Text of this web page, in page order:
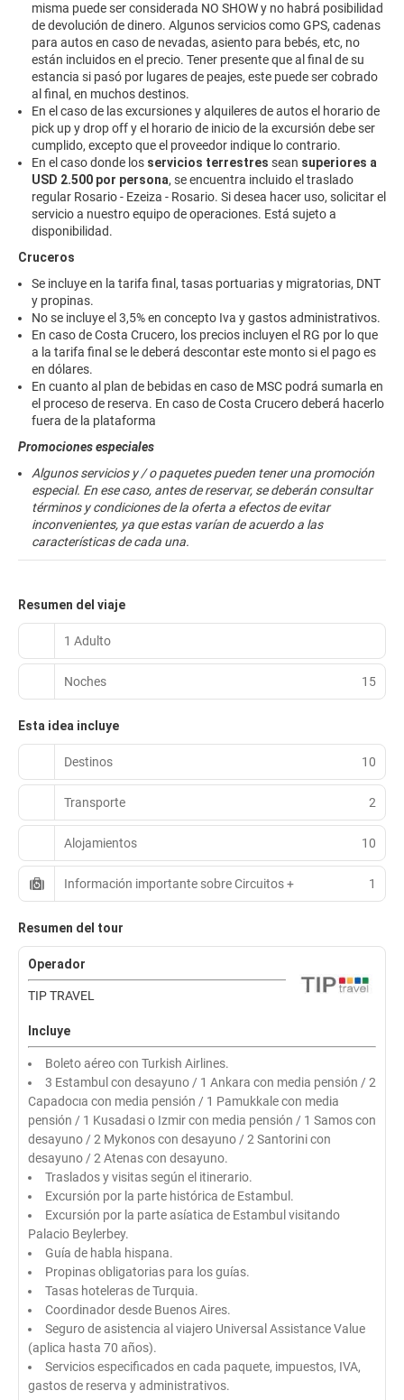
misma puede ser considerada NO SHOW y no habrá posibilidad
de devolución de dinero. Algunos servicios como GPS, cadenas
para autos en caso de nevadas, asiento para bebés, etc, no
están incluidos en el precio. Tener presente que al final de su
estancia si pasó por lugares de peajes, este puede ser cobrado
al final, en muchos destinos.
En el caso de las excursiones y alquileres de autos el horario de
pick up y drop off y el horario de inicio de la excursión debe ser
cumplido, excepto que el proveedor indique lo contrario.
En el caso donde los servicios terrestres sean superiores a
USD 2.500 por persona, se encuentra incluido el traslado
regular Rosario - Ezeiza - Rosario. Si desea hacer uso, solicitar el
servicio a nuestro equipo de operaciones. Está sujeto a
disponibilidad.
Cruceros
Se incluye en la tarifa final, tasas portuarias y migratorias, DNT
y propinas.
No se incluye el 3,5% en concepto Iva y gastos administrativos.
En caso de Costa Crucero, los precios incluyen el RG por lo que
a la tarifa final se le deberá descontar este monto si el pago es
en dólares.
En cuanto al plan de bebidas en caso de MSC podrá sumarla en
el proceso de reserva. En caso de Costa Crucero deberá hacerlo
fuera de la plataforma
Promociones especiales
Algunos servicios y / o paquetes pueden tener una promoción
especial. En ese caso, antes de reservar, se deberán consultar
términos y condiciones de la oferta a efectos de evitar
inconvenientes, ya que estas varían de acuerdo a las
características de cada una.
Resumen del viaje
1 Adulto
Noches 15
Esta idea incluye
Destinos 10
Transporte 2
Alojamientos 10
Información importante sobre Circuitos + 1
Resumen del tour
Operador
TIP TRAVEL
Incluye
Boleto aéreo con Turkish Airlines.
3 Estambul con desayuno / 1 Ankara con media pensión / 2
Capadocıa con media pensión / 1 Pamukkale con media
pensión / 1 Kusadasi o Izmir con media pensión / 1 Samos con
desayuno / 2 Mykonos con desayuno / 2 Santorini con
desayuno / 2 Atenas con desayuno.
Traslados y visitas según el itinerario.
Excursión por la parte histórica de Estambul.
Excursión por la parte asíatica de Estambul visitando
Palacio Beylerbey.
Guía de habla hispana.
Propinas obligatorias para los guías.
Tasas hoteleras de Turquia.
Coordinador desde Buenos Aires.
Seguro de asistencia al viajero Universal Assistance Value
(aplica hasta 70 años).
Servicios especificados en cada paquete, impuestos, IVA,
gastos de reserva y administrativos.